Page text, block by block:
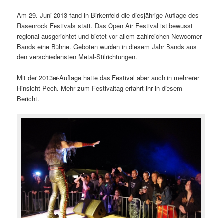
Am 29. Juni 2013 fand in Birkenfeld die diesjährige Auflage des
Rasenrock Festivals statt. Das Open Air Festival ist bewusst
regional ausgerichtet und bietet vor allem zahlreichen Newcomer-
Bands eine Bühne. Geboten wurden in diesem Jahr Bands aus
den verschiedensten Metal-Stilrichtungen.
Mit der 2013er-Auflage hatte das Festival aber auch in mehrerer
Hinsicht Pech. Mehr zum Festivaltag erfahrt ihr in diesem
Bericht.